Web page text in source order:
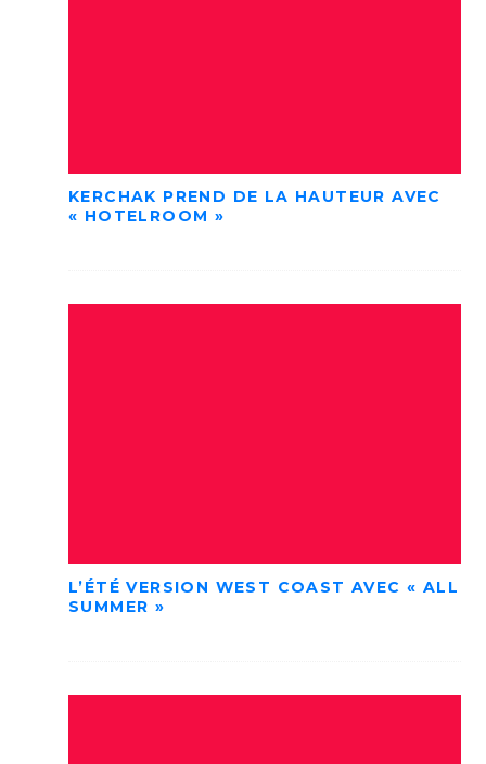
KERCHAK PREND DE LA HAUTEUR AVEC
« HOTELROOM »
L’ÉTÉ VERSION WEST COAST AVEC « ALL
SUMMER »